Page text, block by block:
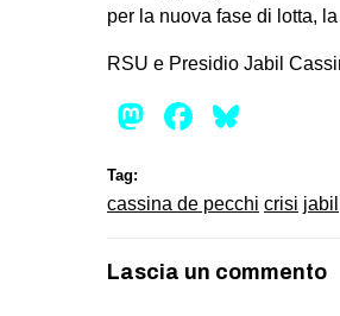
per la nuova fase di lotta,
RSU e Presidio Jabil
Mastodon
Tag:
cassina de pecchi crisi jabil
Lascia un commento